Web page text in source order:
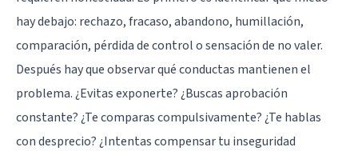
hay debajo: rechazo, fracaso, abandono, humillación,
comparación, pérdida de control o sensación de no valer.
Después hay que observar qué conductas mantienen el
problema. ¿Evitas exponerte? ¿Buscas aprobación
constante? ¿Te comparas compulsivamente? ¿Te hablas
con desprecio? ¿Intentas compensar tu inseguridad